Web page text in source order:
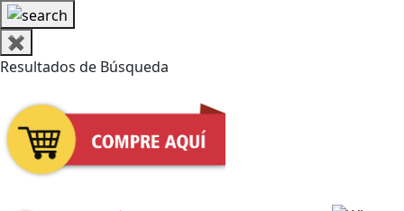
✖
Resultados de Búsqueda